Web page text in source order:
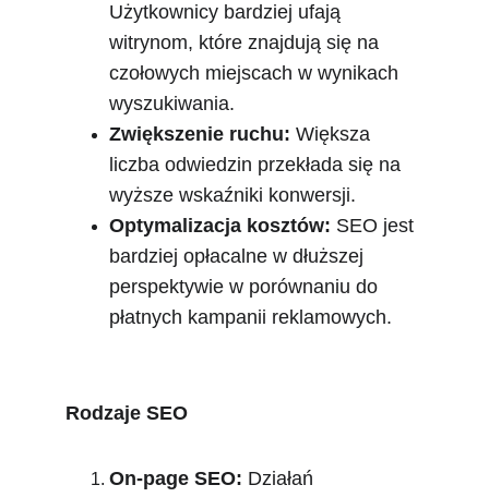
Użytkownicy bardziej ufają
witrynom, które znajdują się na
czołowych miejscach w wynikach
wyszukiwania.
Zwiększenie ruchu: Większa
liczba odwiedzin przekłada się na
wyższe wskaźniki konwersji.
Optymalizacja kosztów: SEO jest
bardziej opłacalne w dłuższej
perspektywie w porównaniu do
płatnych kampanii reklamowych.
Rodzaje SEO
On-page SEO: Działań